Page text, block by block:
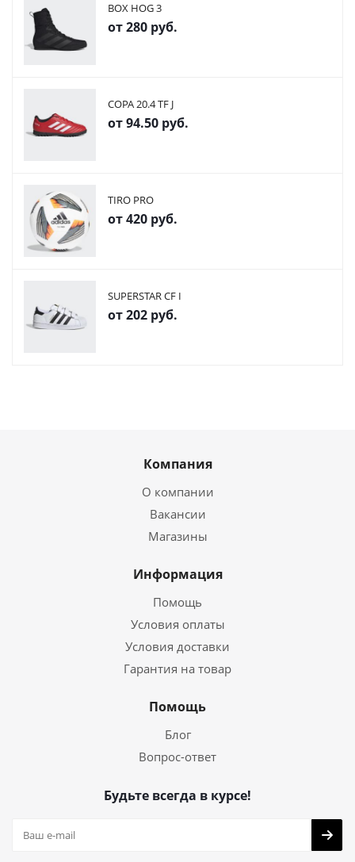
BOX HOG 3
от280 руб.
COPA 20.4 TF J
от94.50 руб.
TIRO PRO
от420 руб.
SUPERSTAR CF I
от202 руб.
Компания
О компании
Вакансии
Магазины
Информация
Помощь
Условия оплаты
Условия доставки
Гарантия на товар
Помощь
Блог
Вопрос-ответ
Будьте всегда в курсе!